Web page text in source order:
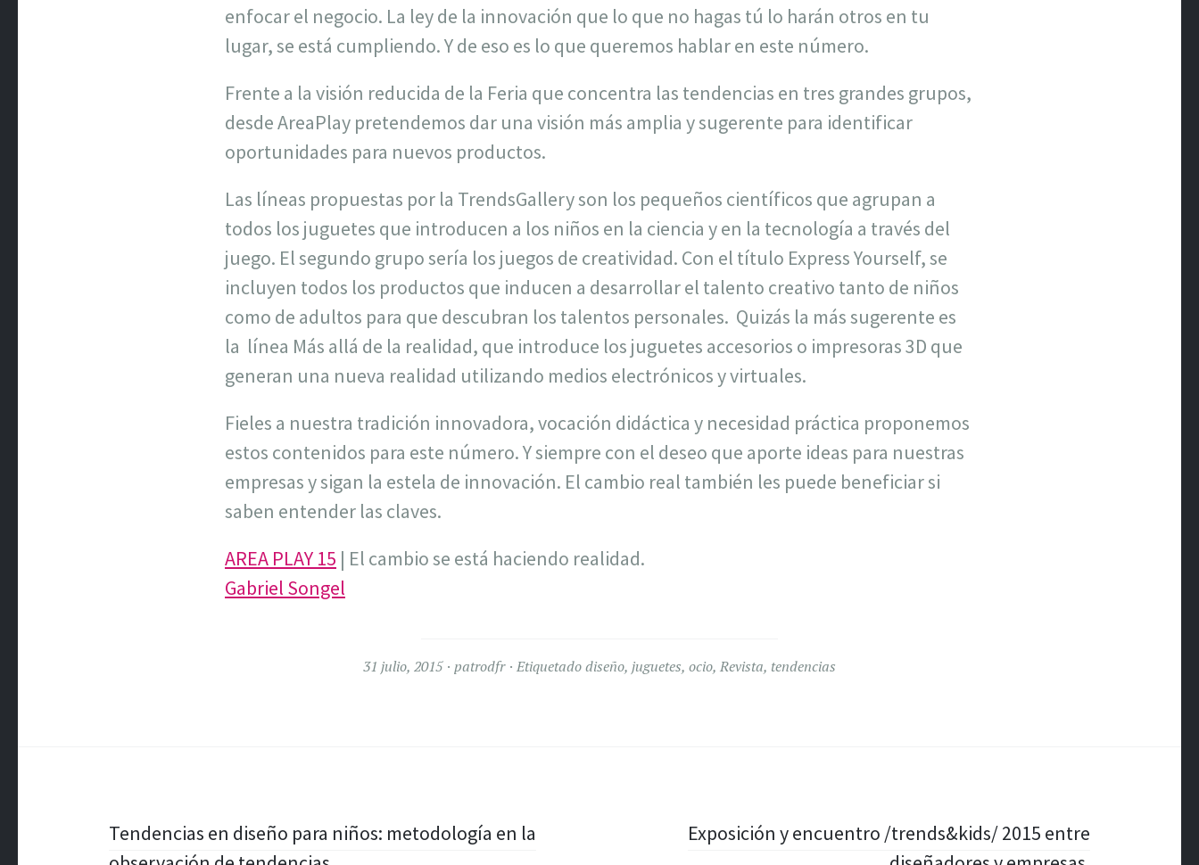
enfocar el negocio. La ley de la innovación que lo que no hagas tú lo harán otros en tu
lugar, se está cumpliendo. Y de eso es lo que queremos hablar en este número.
Frente a la visión reducida de la Feria que concentra las tendencias en tres grandes grupos,
desde AreaPlay pretendemos dar una visión más amplia y sugerente para identificar
oportunidades para nuevos productos.
Las líneas propuestas por la TrendsGallery son los pequeños científicos que agrupan a
todos los juguetes que introducen a los niños en la ciencia y en la tecnología a través del
juego. El segundo grupo sería los juegos de creatividad. Con el título Express Yourself, se
incluyen todos los productos que inducen a desarrollar el talento creativo tanto de niños
como de adultos para que descubran los talentos personales. Quizás la más sugerente es
la línea Más allá de la realidad, que introduce los juguetes accesorios o impresoras 3D que
generan una nueva realidad utilizando medios electrónicos y virtuales.
Fieles a nuestra tradición innovadora, vocación didáctica y necesidad práctica proponemos
estos contenidos para este número. Y siempre con el deseo que aporte ideas para nuestras
empresas y sigan la estela de innovación. El cambio real también les puede beneficiar si
saben entender las claves.
AREA PLAY 15 | El cambio se está haciendo realidad.
Gabriel Songel
31 julio, 2015 patrodfr Etiquetadodiseño, juguetes, ocio, Revista, tendencias
Navegación
Tendencias en diseño para niños: metodología en la
Exposición y encuentro /trends&kids/ 2015 entre